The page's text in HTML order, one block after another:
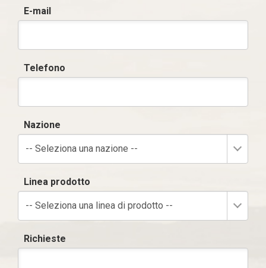
E-mail
Telefono
Nazione
-- Seleziona una nazione --
Linea prodotto
-- Seleziona una linea di prodotto --
Richieste